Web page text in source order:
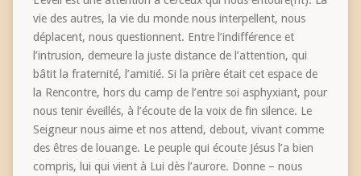
vie des autres, la vie du monde nous interpellent, nous
déplacent, nous questionnent. Entre l’indifférence et
l’intrusion, demeure la juste distance de l’attention, qui
bâtit la fraternité, l’amitié. Si la prière était cet espace de
la Rencontre, hors du camp de l’entre soi asphyxiant, pour
nous tenir éveillés, à l’écoute de la voix de fin silence. Le
Seigneur nous aime et nos attend, debout, vivant comme
des êtres de louange. Le peuple qui écoute Jésus l’a bien
compris, lui qui vient à Lui dès l’aurore. Donne – nous